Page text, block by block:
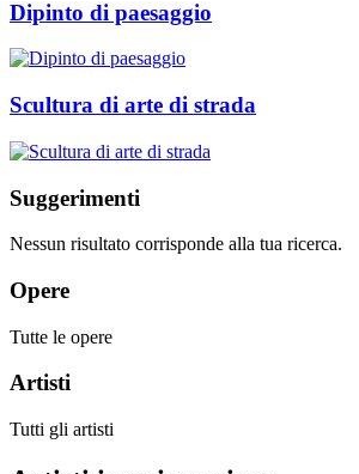
Dipinto di paesaggio
Scultura di arte di strada
Suggerimenti
Nessun risultato corrisponde alla tua ricerca.
Opere
Tutte le opere
Artisti
Tutti gli artisti